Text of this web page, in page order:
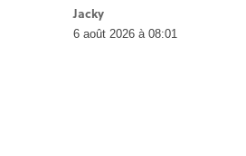
Jacky
6 août 2026 à 08:01